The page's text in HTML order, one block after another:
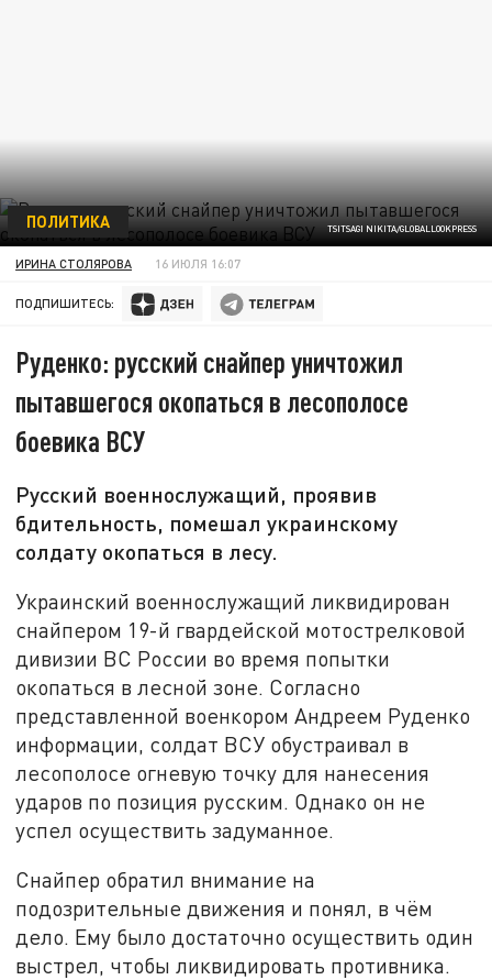
TSITSAGI NIKITA/GLOBALLOOKPRESS
ПОЛИТИКА
ИРИНА СТОЛЯРОВА 16 ИЮЛЯ 16:07
ПОДПИШИТЕСЬ:
Руденко: русский снайпер уничтожил
пытавшегося окопаться в лесополосе
боевика ВСУ
Русский военнослужащий, проявив
бдительность, помешал украинскому
солдату окопаться в лесу.
Украинский военнослужащий ликвидирован
снайпером 19-й гвардейской мотострелковой
дивизии ВС России во время попытки
окопаться в лесной зоне. Согласно
представленной военкором Андреем Руденко
информации, солдат ВСУ обустраивал в
лесополосе огневую точку для нанесения
ударов по позиция русским. Однако он не
успел осуществить задуманное.
Снайпер обратил внимание на
подозрительные движения и понял, в чём
дело. Ему было достаточно осуществить один
выстрел, чтобы ликвидировать противника.